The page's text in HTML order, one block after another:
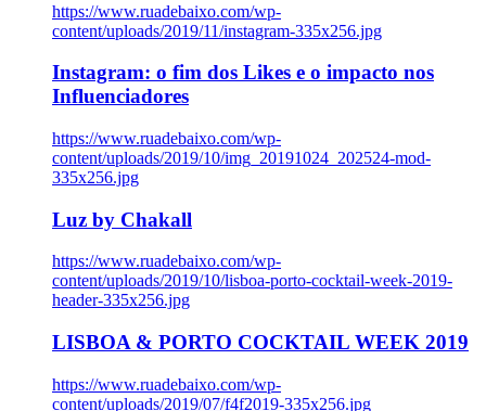
https://www.ruadebaixo.com/wp-
content/uploads/2019/11/instagram-335x256.jpg
Instagram: o fim dos Likes e o impacto nos
Influenciadores
https://www.ruadebaixo.com/wp-
content/uploads/2019/10/img_20191024_202524-mod-
335x256.jpg
Luz by Chakall
https://www.ruadebaixo.com/wp-
content/uploads/2019/10/lisboa-porto-cocktail-week-2019-
header-335x256.jpg
LISBOA & PORTO COCKTAIL WEEK 2019
https://www.ruadebaixo.com/wp-
content/uploads/2019/07/f4f2019-335x256.jpg